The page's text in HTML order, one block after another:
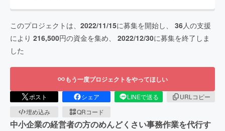
このプロジェクトは、 2022/11/15に募集を開始し、 36人の支援
により 216,500円の資金を集め、 2022/12/30に募集を終了しま
した
もう一度プロジェクトをやってほしい
ポスト シェア LINEで送る
URLコピー
埋め込み
QRコード
中小企業の経営者の方のめんどくさい事務作業を代行す